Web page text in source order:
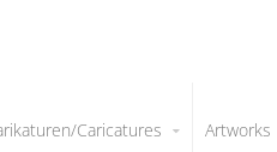
Caricatures Artworks